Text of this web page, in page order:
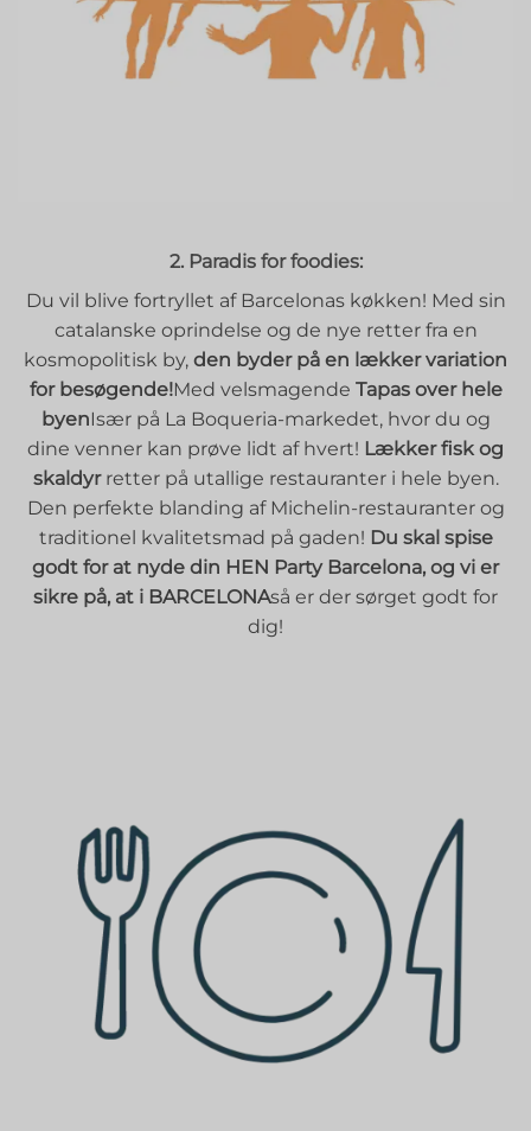
2. Paradis for foodies:
Du vil blive fortryllet af Barcelonas køkken! Med sin
catalanske oprindelse og de nye retter fra en
kosmopolitisk by, den byder på en lækker variation
for besøgende!Med velsmagende Tapas over hele
byenIsær på La Boqueria-markedet, hvor du og
dine venner kan prøve lidt af hvert! Lækker fisk og
skaldyrretter på utallige restauranter i hele byen.
Den perfekte blanding af Michelin-restauranter og
traditionel kvalitetsmad på gaden! Du skal spise
godt for at nyde din HEN Party Barcelona, og vi er
sikre på, at i BARCELONAså er der sørget godt for
dig!